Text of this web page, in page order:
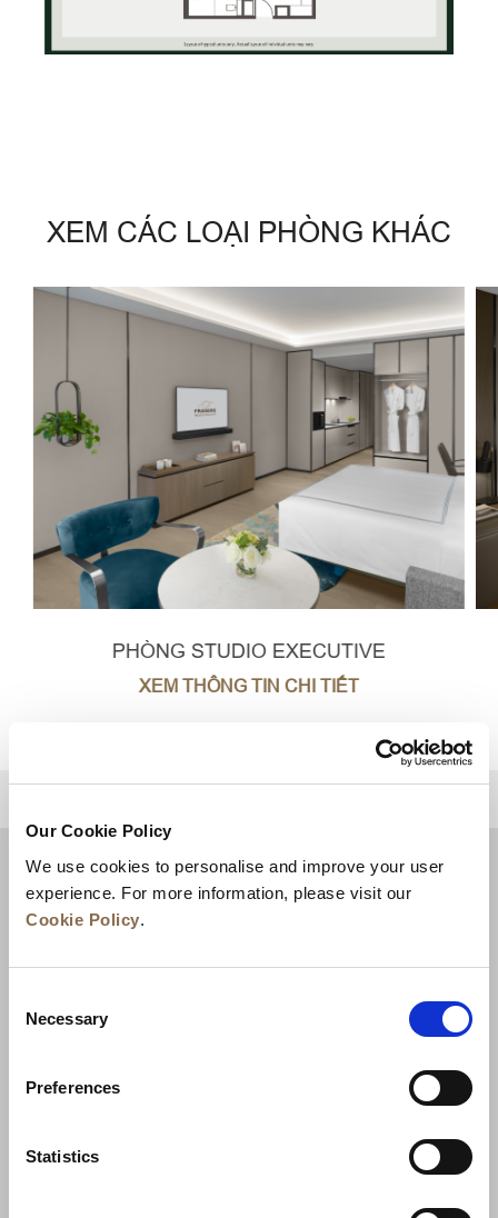
Our Cookie Policy
We use cookies to personalise and improve your user
experience. For more information, please visit our
Cookie Policy.
Selection
Necessary
Preferences
Statistics
XEM CÁC LOẠI PHÒNG KHÁC
PHÒNG STUDIO EXECUTIVE
XEM THÔNG TIN CHI TIẾT